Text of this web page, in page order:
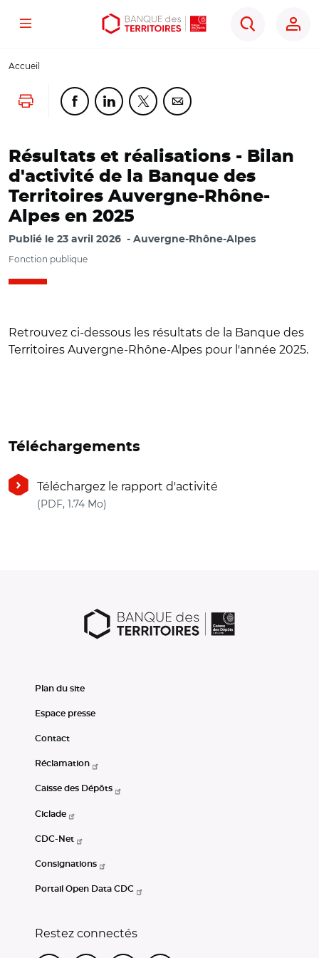
Aller
contenu
Aller
menu
Ouvrir
outils
Menu
Rechercher
Accueil
Lancer l'impressionPartager cette page sur Facebook
Partager cette page sur Linkedin
Partager cette page sur Twitter
Partager cette page sur
Résultats et réalisations - Bilan
d'activité de la Banque des
Territoires Auvergne-Rhône-
Alpes en 2025
Publié le 23 avril 2026 Auvergne-Rhône-Alpes
Fonction publique
Retrouvez ci-dessous les résultats de la Banque des
Territoires Auvergne-Rhône-Alpes pour l'année 2025.
Téléchargements
Téléchargez le rapport d'activité
(PDF, 1.74 Mo)
Plan du site
Espace presse
Contact
Réclamation
Caisse des Dépôts
Ciclade
CDC-Net
Consignations
Portail Open Data CDC
Restez connectés